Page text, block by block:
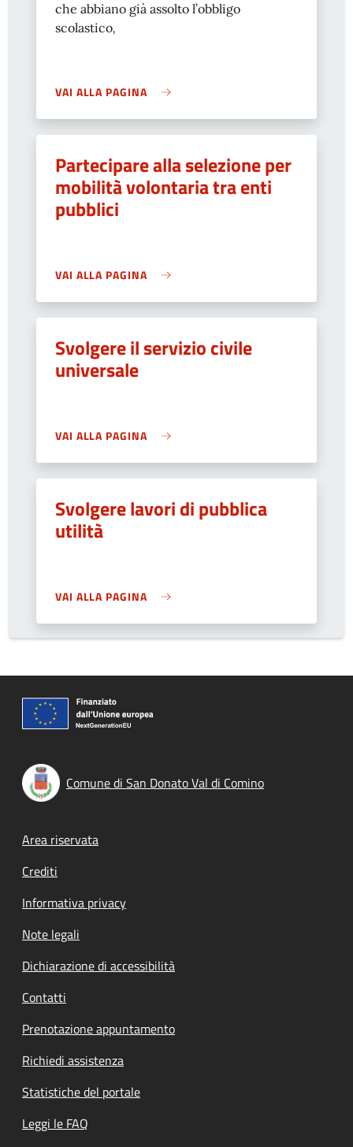
che abbiano già assolto l’obbligo
scolastico,
VAI ALLA PAGINA
Partecipare alla selezione per
mobilità volontaria tra enti
pubblici
VAI ALLA PAGINA
Svolgere il servizio civile
universale
VAI ALLA PAGINA
Svolgere lavori di pubblica
utilità
VAI ALLA PAGINA
Comune di San Donato Val di Comino
Footer menu
Area riservata
Crediti
Informativa privacy
Note legali
Dichiarazione di accessibilità
Contatti
Prenotazione appuntamento
Richiedi assistenza
Statistiche del portale
Leggi le FAQ